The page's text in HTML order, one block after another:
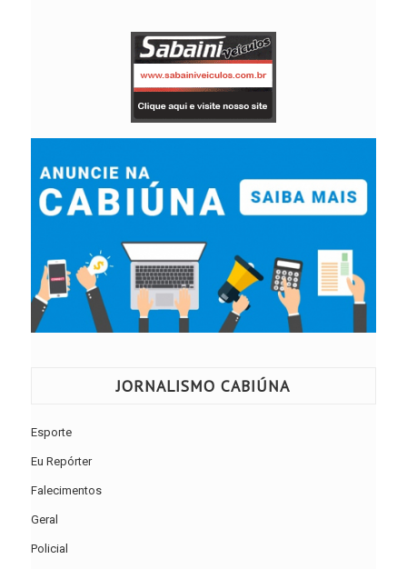
JORNALISMO CABIÚNA
Esporte
Eu Repórter
Falecimentos
Geral
Policial